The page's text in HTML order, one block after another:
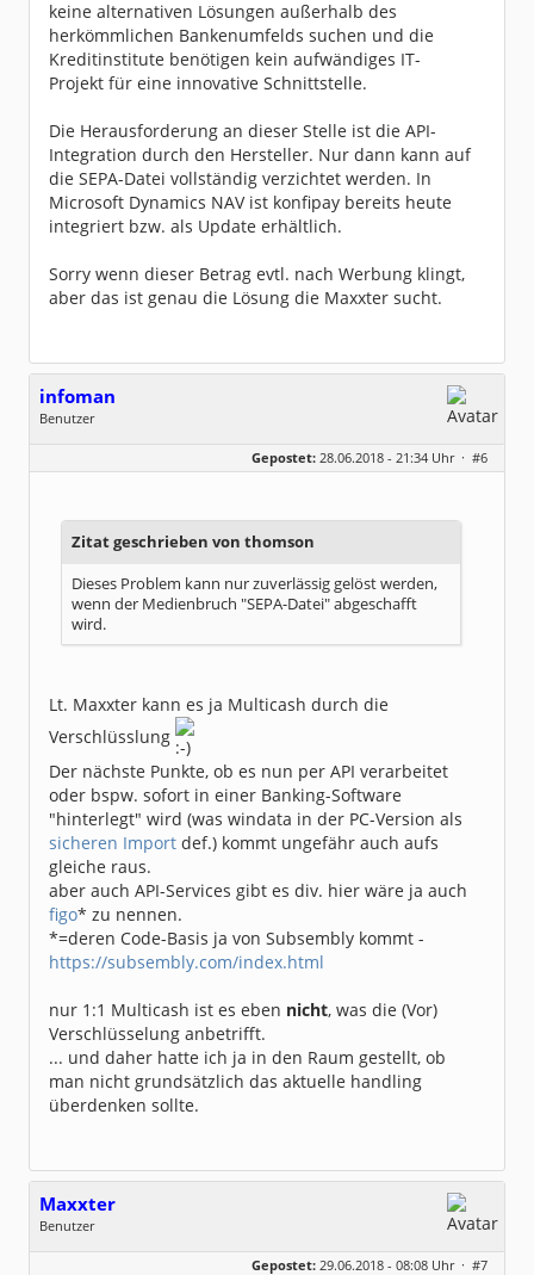
keine alternativen Lösungen außerhalb des
herkömmlichen Bankenumfelds suchen und die
Kreditinstitute benötigen kein aufwändiges IT-
Projekt für eine innovative Schnittstelle.
Die Herausforderung an dieser Stelle ist die API-
Integration durch den Hersteller. Nur dann kann auf
die SEPA-Datei vollständig verzichtet werden. In
Microsoft Dynamics NAV ist konfipay bereits heute
integriert bzw. als Update erhältlich.
Sorry wenn dieser Betrag evtl. nach Werbung klingt,
aber das ist genau die Lösung die Maxxter sucht.
infoman
Benutzer
Dabei seit:
06 / 2008
Gepostet: 28.06.2018 - 21:34 Uhr · #6
Zitat geschrieben von thomson
Dieses Problem kann nur zuverlässig gelöst werden,
wenn der Medienbruch "SEPA-Datei" abgeschafft
wird.
Lt. Maxxter kann es ja Multicash durch die
Verschlüsslung
Der nächste Punkte, ob es nun per API verarbeitet
oder bspw. sofort in einer Banking-Software
"hinterlegt" wird (was windata in der PC-Version als
sicheren Import def.) kommt ungefähr auch aufs
gleiche raus.
aber auch API-Services gibt es div. hier wäre ja auch
figo* zu nennen.
*=deren Code-Basis ja von Subsembly kommt -
https://subsembly.com/index.html
nur 1:1 Multicash ist es eben nicht, was die (Vor)
Verschlüsselung anbetrifft.
... und daher hatte ich ja in den Raum gestellt, ob
man nicht grundsätzlich das aktuelle handling
überdenken sollte.
Maxxter
Benutzer
Geschlecht:
keine Angabe
Gepostet: 29.06.2018 - 08:08 Uhr · #7